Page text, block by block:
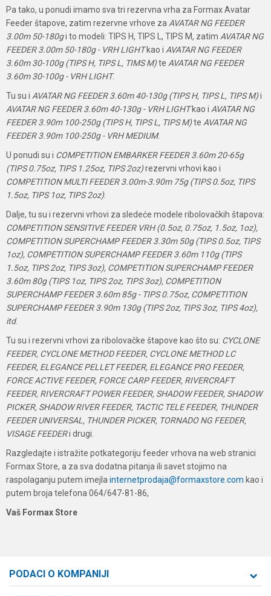
Pa tako, u ponudi imamo sva tri rezervna vrha za Formax Avatar
Feeder štapove, zatim rezervne vrhove za AVATAR NG FEEDER
3.00m 50-180gi to modeli: TIPS H, TIPS L, TIPS M, zatim AVATAR NG
FEEDER 3.00m 50-180g - VRH LIGHTkao i AVATAR NG FEEDER
3.60m 30-100g (TIPS H, TIPS L, TIMS M)te AVATAR NG FEEDER
3.60m 30-100g - VRH LIGHT.
Tu su i AVATAR NG FEEDER 3.60m 40-130g (TIPS H, TIPS L, TIPS M)i
AVATAR NG FEEDER 3.60m 40-130g - VRH LIGHTkao i AVATAR NG
FEEDER 3.90m 100-250g (TIPS H, TIPS L, TIPS M)te AVATAR NG
FEEDER 3.90m 100-250g - VRH MEDIUM.
U ponudi su i COMPETITION EMBARKER FEEDER 3.60m 20-65g
(TIPS 0.75oz, TIPS 1.25oz, TIPS 2oz)rezervni vrhovi kao i
COMPETITION MULTI FEEDER 3.00m-3.90m 75g (TIPS 0.5oz, TIPS
1.5oz, TIPS 1oz, TIPS 2oz).
Dalje, tu su i rezervni vrhovi za sledeće modele ribolovačkih štapova:
COMPETITION SENSITIVE FEEDER VRH (0.5oz, 0.75oz, 1.5oz, 1oz),
COMPETITION SUPERCHAMP FEEDER 3.30m 50g (TIPS 0.5oz, TIPS
1oz), COMPETITION SUPERCHAMP FEEDER 3.60m 110g (TIPS
1.5oz, TIPS 2oz, TIPS 3oz), COMPETITION SUPERCHAMP FEEDER
3.60m 80g (TIPS 1oz, TIPS 2oz, TIPS 3oz), COMPETITION
SUPERCHAMP FEEDER 3.60m 85g - TIPS 0.75oz, COMPETITION
SUPERCHAMP FEEDER 3.90m 130g (TIPS 2oz, TIPS 3oz, TIPS 4oz),
itd.
Tu su i rezervni vrhovi za ribolovačke štapove kao što su: CYCLONE
FEEDER, CYCLONE METHOD FEEDER, CYCLONE METHOD LC
FEEDER, ELEGANCE PELLET FEEDER, ELEGANCE PRO FEEDER,
FORCE ACTIVE FEEDER, FORCE CARP FEEDER, RIVERCRAFT
FEEDER, RIVERCRAFT POWER FEEDER, SHADOW FEEDER, SHADOW
PICKER, SHADOW RIVER FEEDER, TACTIC TELE FEEDER, THUNDER
FEEDER UNIVERSAL, THUNDER PICKER, TORNADO NG FEEDER,
VISAGE FEEDERi drugi.
Razgledajte i istražite potkategoriju feeder vrhova na web stranici
Formax Store, a za sva dodatna pitanja ili savet stojimo na
raspolaganju putem imejla internetprodaja@formaxstore.com kao i
putem broja telefona 064/647-81-86,
Vaš Formax Store
PODACI O KOMPANIJI